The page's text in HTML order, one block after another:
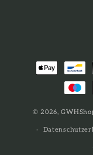
© 2026,